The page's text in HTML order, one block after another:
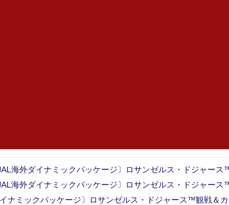
JAL海外ダイナミックパッケージ〕ロサンゼルス・ドジャー
JAL海外ダイナミックパッケージ〕ロサンゼルス・ドジャー
イナミックパッケージ〕ロサンゼルス・ドジャース™観戦＆